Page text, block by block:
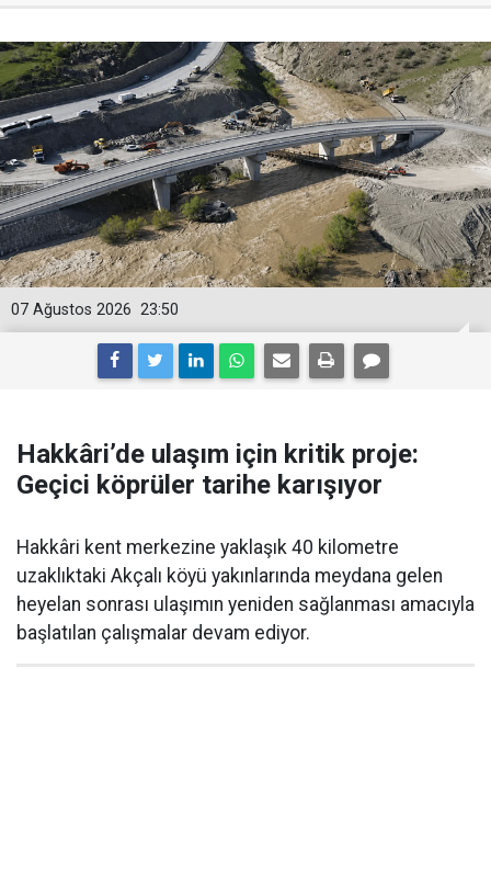
23:50
07 Ağustos 2026
Hakkâri’de ulaşım için kritik proje:
Geçici köprüler tarihe karışıyor
Hakkâri kent merkezine yaklaşık 40 kilometre
uzaklıktaki Akçalı köyü yakınlarında meydana gelen
heyelan sonrası ulaşımın yeniden sağlanması amacıyla
başlatılan çalışmalar devam ediyor.